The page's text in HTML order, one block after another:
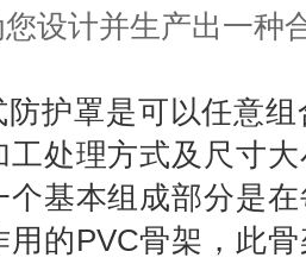
设计并生产出一种
护罩是可以任意
处理方式及尺寸
个基本组成部分是
用的PVC骨架，此